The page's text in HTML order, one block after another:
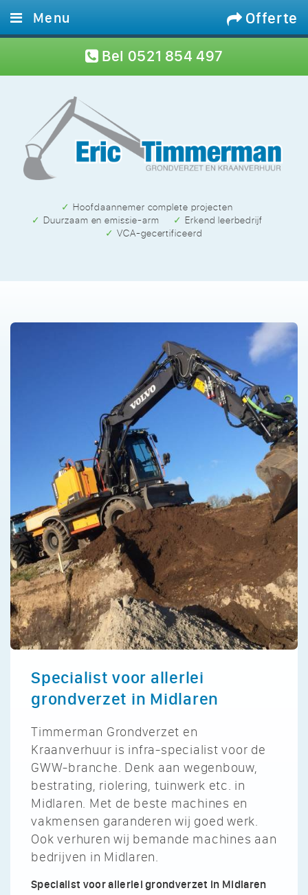
Bel 0521 854 497
Offerte
✓ Hoofdaannemer complete projecten
✓ Duurzaam en emissie-arm
✓ Erkend leerbedrijf
✓ VCA-gecertificeerd
Menu
Diensten
Materieel
Projecten
Werken bij
Specialist voor allerlei
grondverzet in Midlaren
Timmerman Grondverzet en
Kraanverhuur is infra-specialist voor de
GWW-branche. Denk aan wegenbouw,
bestrating, riolering, tuinwerk etc. in
Midlaren. Met de beste machines en
vakmensen garanderen wij goed werk.
Ook verhuren wij bemande machines aan
bedrijven in Midlaren.
Specialist voor allerlei grondverzet in Midlaren